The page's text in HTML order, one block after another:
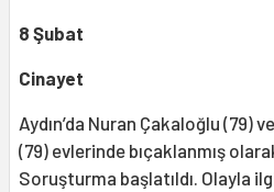
8 Şubat
Cinayet
Aydın’da Nuran Çakaloğlu (79)
(79) evlerinde bıçaklanmış
Soruşturma başlatıldı. Olayla